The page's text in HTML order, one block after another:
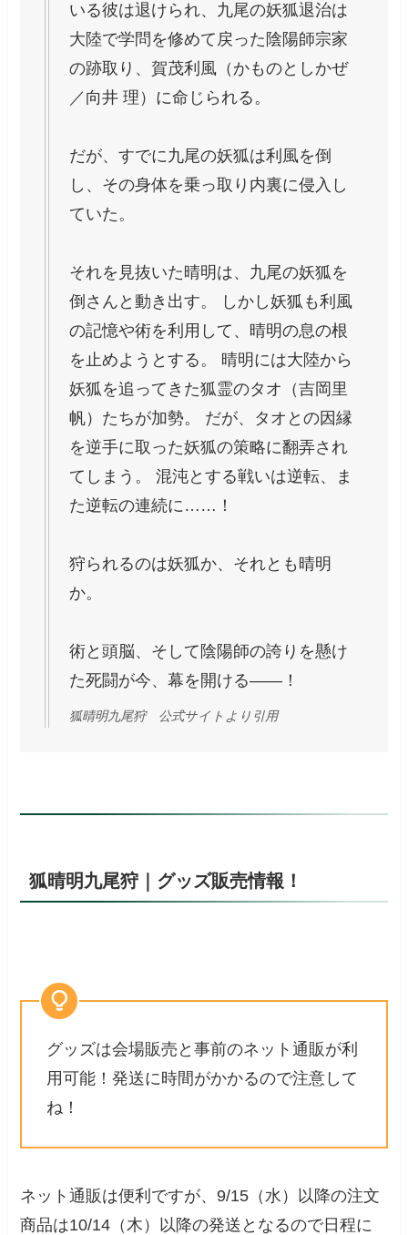
いる彼は退けられ、九尾の妖狐退治は
大陸で学問を修めて戻った陰陽師宗家
の跡取り、賀茂利風（かものとしかぜ
／向井 理）に命じられる。
だが、すでに九尾の妖狐は利風を倒
し、その身体を乗っ取り内裏に侵入し
ていた。
それを見抜いた晴明は、九尾の妖狐を
倒さんと動き出す。 しかし妖狐も利風
の記憶や術を利用して、晴明の息の根
を止めようとする。 晴明には大陸から
妖狐を追ってきた狐霊のタオ（吉岡里
帆）たちが加勢。 だが、タオとの因縁
を逆手に取った妖狐の策略に翻弄され
てしまう。 混沌とする戦いは逆転、ま
た逆転の連続に……！
狩られるのは妖狐か、それとも晴明
か。
術と頭脳、そして陰陽師の誇りを懸け
た死闘が今、幕を開ける――！
狐晴明九尾狩 公式サイトより引用
狐晴明九尾狩｜グッズ販売情報！
グッズは会場販売と事前のネット通販が利
用可能！発送に時間がかかるので注意して
ね！
ネット通販は便利ですが、9/15（水）以降の注文
商品は10/14（木）以降の発送となるので日程に